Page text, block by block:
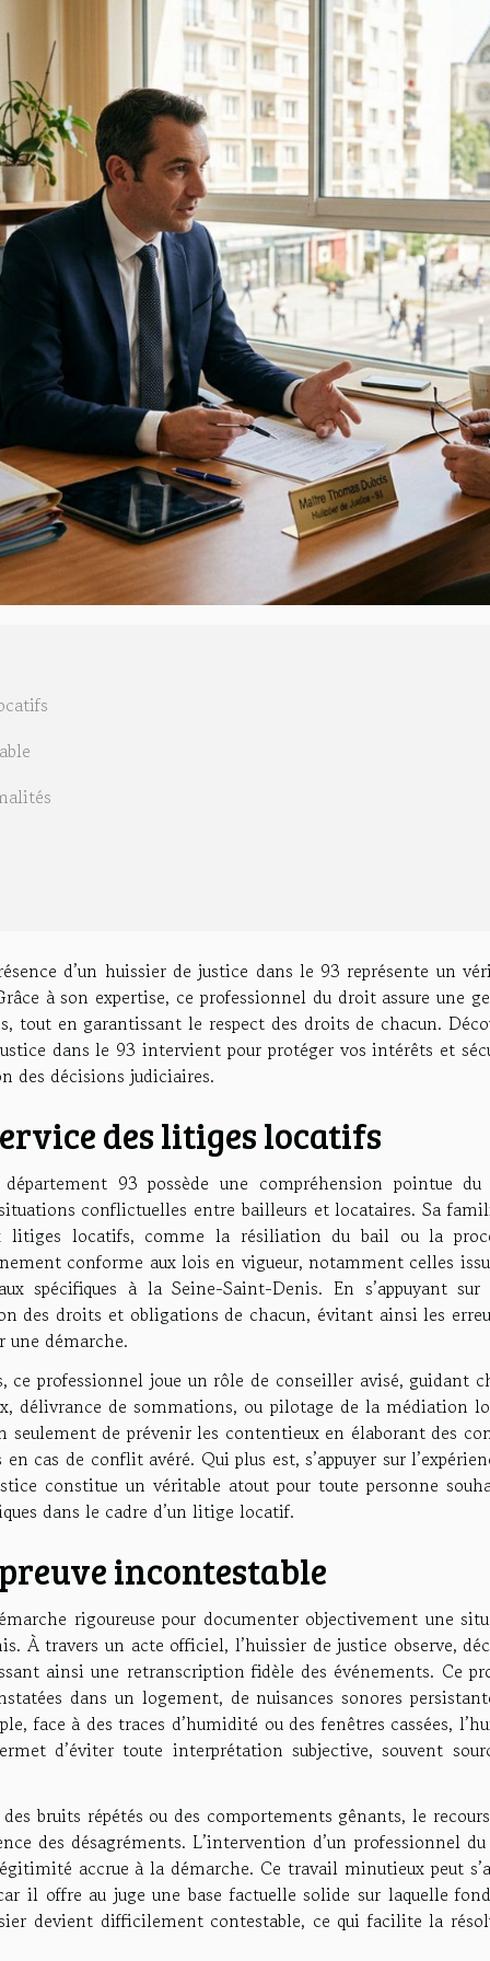
d’un huissier de justice dans le 93 représente un
à son expertise, ce professionnel du droit assure une
tout en garantissant le respect des droits de chacun.
dans le 93 intervient pour protéger vos intérêts et
des décisions judiciaires.
des litiges locatifs
93 possède une compréhension pointue
conflictuelles entre bailleurs et locataires. Sa
litiges locatifs, comme la résiliation du bail ou la
conforme aux lois en vigueur, notamment celles
spécifiques à la Seine-Saint-Denis. En s’appuyant sur
des droits et obligations de chacun, évitant ainsi les
une démarche.
ce professionnel joue un rôle de conseiller avisé, guidant
délivrance de sommations, ou pilotage de la médiation
seulement de prévenir les contentieux en élaborant des
cas de conflit avéré. Qui plus est, s’appuyer sur
constitue un véritable atout pour toute personne
dans le cadre d’un litige locatif.
incontestable
rigoureuse pour documenter objectivement une
À travers un acte officiel, l’huissier de justice observe,
ainsi une retranscription fidèle des événements. Ce
dans un logement, de nuisances sonores
face à des traces d’humidité ou des fenêtres cassées,
d’éviter toute interprétation subjective, souvent
bruits répétés ou des comportements gênants, le
des désagréments. L’intervention d’un professionnel
accrue à la démarche. Ce travail minutieux peut
il offre au juge une base factuelle solide sur laquelle
devient difficilement contestable, ce qui facilite la